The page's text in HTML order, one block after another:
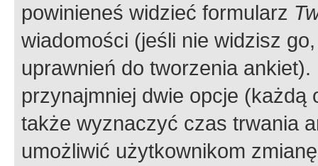
powinieneś widzieć formularz
wiadomości (jeśli nie widzisz
uprawnień do tworzenia
przynajmniej dwie opcje
także wyznaczyć czas trwania
umożliwić użytkownikom